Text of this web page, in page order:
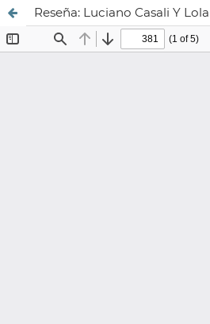
Reseña: Luciano Casali Y